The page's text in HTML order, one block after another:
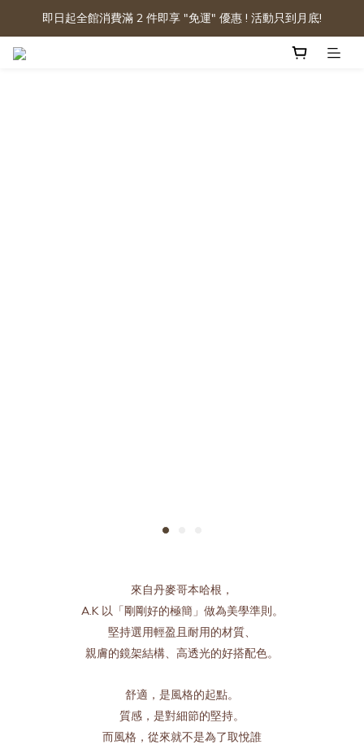
即日起全館消費滿 2 件即享 "免運" 優惠 ! 活動只到月底!
來自丹麥哥本哈根，
A.K 以「剛剛好的極簡」做為美學準則。
堅持選用輕盈且耐用的材質、
親膚的鏡架結構、高透光的好搭配色。
舒適，是風格的起點。
質感，是對細節的堅持。
而風格，從來就不是為了取悅誰